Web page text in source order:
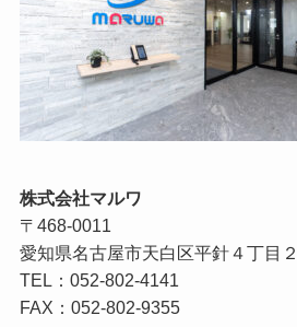
株式会社マルワ
〒468-0011
愛知県名古屋市天白区平針４丁目
TEL：052-802-4141
FAX：052-802-9355